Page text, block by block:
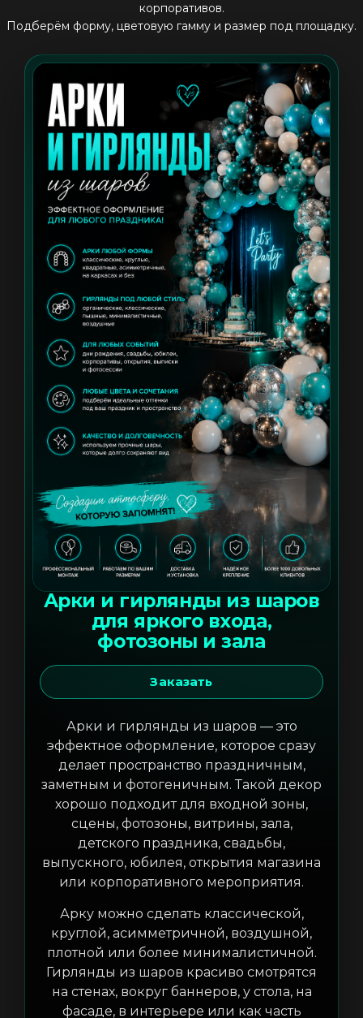
корпоративов.
Подберём форму, цветовую гамму и размер под площадку.
Арки и гирлянды из шаров
для яркого входа,
фотозоны и зала
Заказать
Арки и гирлянды из шаров — это
эффектное оформление, которое сразу
делает пространство праздничным,
заметным и фотогеничным. Такой декор
хорошо подходит для входной зоны,
сцены, фотозоны, витрины, зала,
детского праздника, свадьбы,
выпускного, юбилея, открытия магазина
или корпоративного мероприятия.
Арку можно сделать классической,
круглой, асимметричной, воздушной,
плотной или более минималистичной.
Гирлянды из шаров красиво смотрятся
на стенах, вокруг баннеров, у стола, на
фасаде, в интерьере или как часть